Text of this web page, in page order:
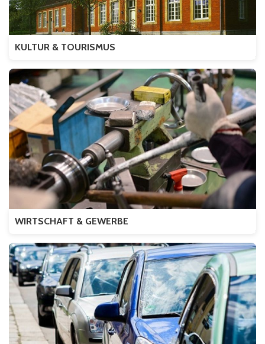
KULTUR & TOURISMUS
WIRTSCHAFT & GEWERBE